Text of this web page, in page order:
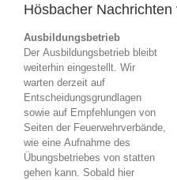
Hösbacher
Ausbildungsbetrieb
Der Ausbildungsbetrieb bleibt
weiterhin eingestellt. Wir
warten derzeit auf
Entscheidungsgrundlagen
sowie auf Empfehlungen von
Seiten der Feuerwehrverbände,
wie eine Aufnahme des
Übungsbetriebes von statten
gehen kann. Sobald hier